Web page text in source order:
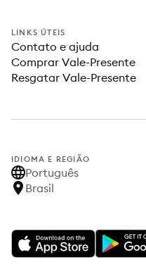
LINKS ÚTEIS
Contato e ajuda
Comprar Vale-Presente
Resgatar Vale-Presente
IDIOMA E REGIÃO
Português
Brasil